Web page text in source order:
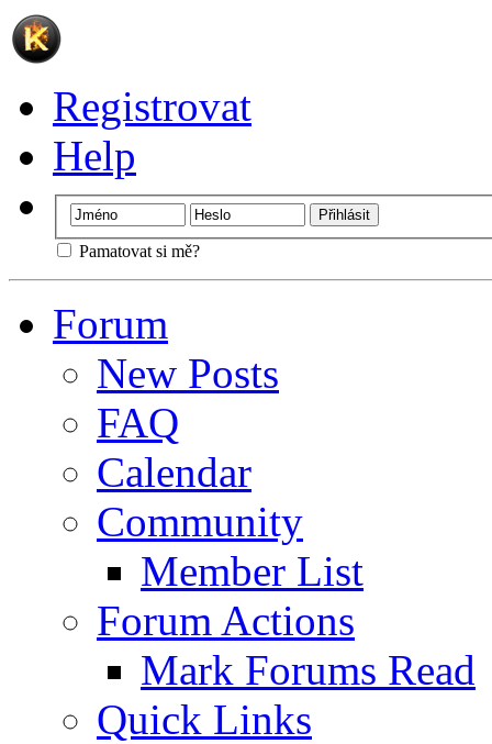
Registrovat
Help
Pamatovat si mě?
Forum
New Posts
FAQ
Calendar
Community
Member List
Forum Actions
Mark Forums Read
Quick Links